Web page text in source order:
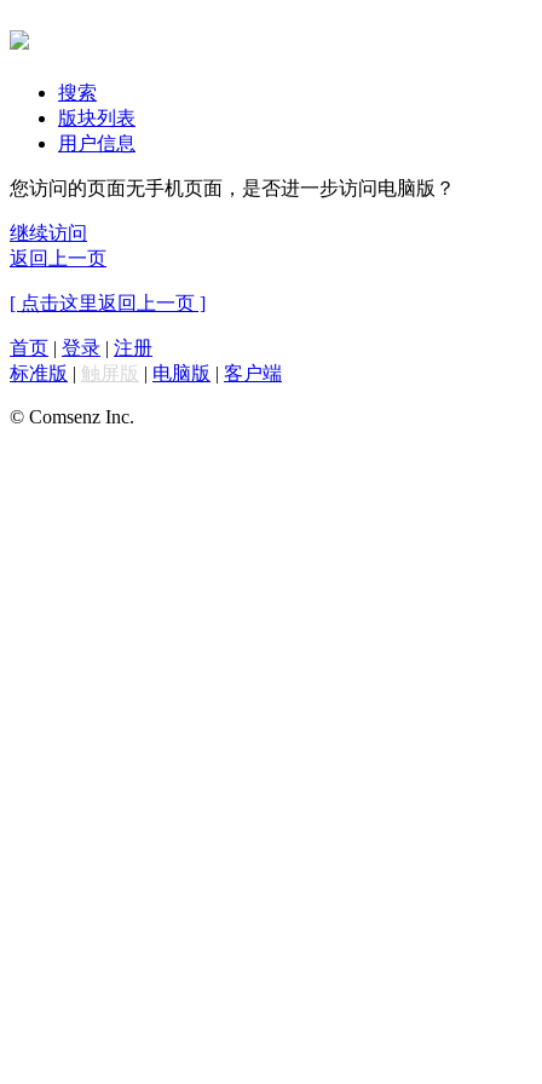
搜索
版块列表
用户信息
您访问的页面无手机页面，是否进一步访问电脑版？
继续访问
返回上一页
[ 点击这里返回上一页 ]
首页 | 登录 | 注册
标准版 | 触屏版 | 电脑版 | 客户端
© Comsenz Inc.